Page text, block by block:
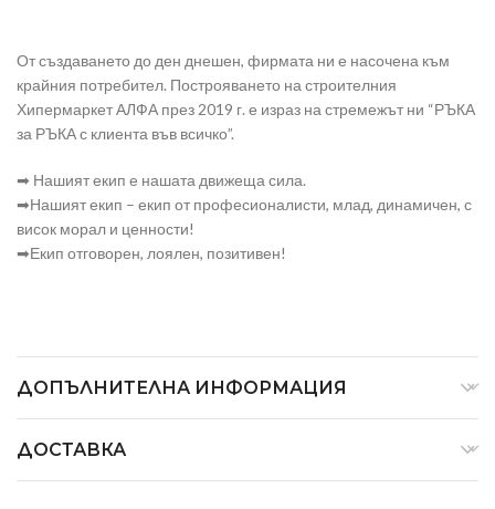
От създаването до ден днешен, фирмата ни е насочена към
крайния потребител. Построяването на строителния
Хипермаркет АЛФА през 2019 г. е израз на стремежът ни “РЪКА
за РЪКА с клиента във всичко”.
➡ Нашият екип е нашата движеща сила.
➡Нашият екип – екип от професионалисти, млад, динамичен, с
висок морал и ценности!
➡Екип отговорен, лоялен, позитивен!
ДОПЪЛНИТЕЛНА ИНФОРМАЦИЯ
ДОСТАВКА